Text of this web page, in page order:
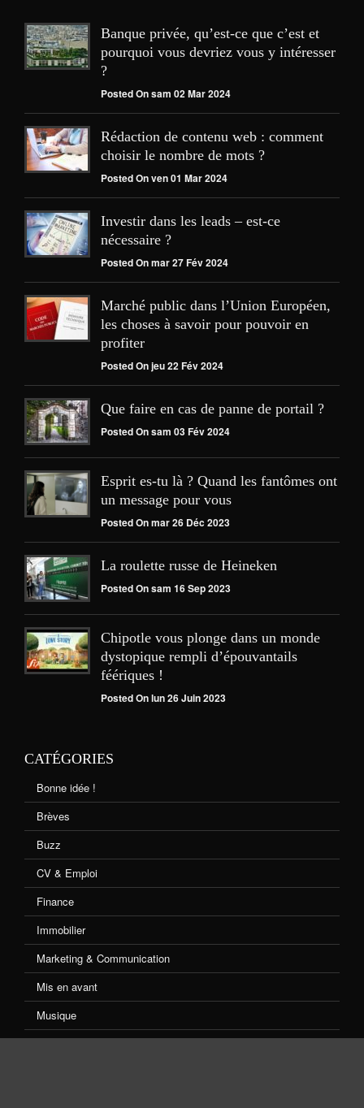
Banque privée, qu’est-ce que c’est et
pourquoi vous devriez vous y intéresser
?
Posted On sam 02 Mar 2024
Rédaction de contenu web : comment
choisir le nombre de mots ?
Posted On ven 01 Mar 2024
Investir dans les leads – est-ce
nécessaire ?
Posted On mar 27 Fév 2024
Marché public dans l’Union Européen,
les choses à savoir pour pouvoir en
profiter
Posted On jeu 22 Fév 2024
Que faire en cas de panne de portail ?
Posted On sam 03 Fév 2024
Esprit es-tu là ? Quand les fantômes ont
un message pour vous
Posted On mar 26 Déc 2023
La roulette russe de Heineken
Posted On sam 16 Sep 2023
Chipotle vous plonge dans un monde
dystopique rempli d’épouvantails
féériques !
Posted On lun 26 Juin 2023
CATÉGORIES
Bonne idée !
Brèves
Buzz
CV & Emploi
Finance
Immobilier
Marketing & Communication
Mis en avant
Musique